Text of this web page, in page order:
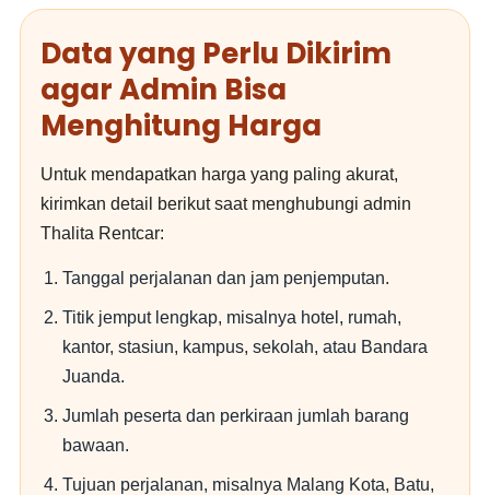
Data yang Perlu Dikirim
agar Admin Bisa
Menghitung Harga
Untuk mendapatkan harga yang paling akurat,
kirimkan detail berikut saat menghubungi admin
Thalita Rentcar:
Tanggal perjalanan dan jam penjemputan.
Titik jemput lengkap, misalnya hotel, rumah,
kantor, stasiun, kampus, sekolah, atau Bandara
Juanda.
Jumlah peserta dan perkiraan jumlah barang
bawaan.
Tujuan perjalanan, misalnya Malang Kota, Batu,